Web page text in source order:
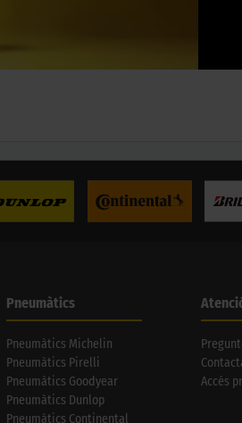
Pneumàtics
Pneumàtics Michelin
Pneumàtics Pirelli
Pneumàtics Goodyear
Pneumàtics Dunlop
Pneumàtics Continental
Accés